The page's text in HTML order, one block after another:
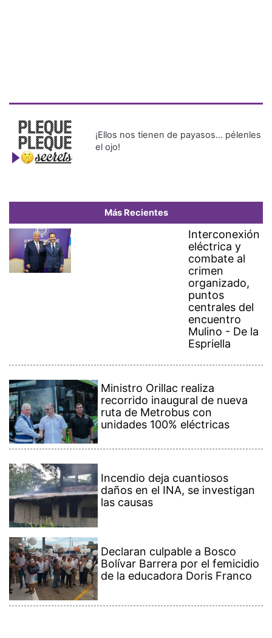
el ojo!
Más Recientes
Interconexión
eléctrica y
combate al
crimen
organizado,
puntos
centrales del
encuentro
Mulino - De la
Espriella
recorrido inaugural de nueva
ruta de Metrobus con
unidades 100% eléctricas
daños en el INA, se investigan
las causas
Bolívar Barrera por el femicidio
de la educadora Doris Franco